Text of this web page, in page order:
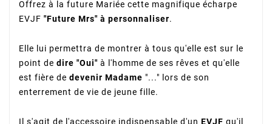
Offrez à la future Mariée cette magnifique écharpe
EVJF "Future Mrs" à personnaliser.
Elle lui permettra de montrer à tous qu'elle est sur le
point de dire "Oui" à l'homme de ses rêves et qu'elle
est fière de devenir Madame "..." lors de son
enterrement de vie de jeune fille.
Il s'agit de l'accessoire indispensable d'un EVJF qu'il